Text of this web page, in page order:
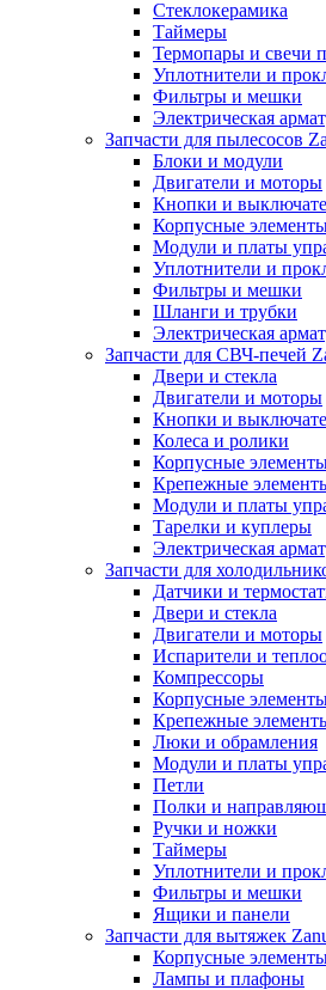
Стеклокерамика
Таймеры
Термопары и свечи
Уплотнители и
Фильтры и мешки
Электрическая
Запчасти для пылесосов
Блоки и модули
Двигатели и моторы
Кнопки и
Корпусные
Модули и платы
Уплотнители и
Фильтры и мешки
Шланги и трубки
Электрическая
Запчасти для СВЧ-печей
Двери и стекла
Двигатели и моторы
Кнопки и
Колеса и ролики
Корпусные
Крепежные
Модули и платы
Тарелки и куплеры
Электрическая
Запчасти для
Датчики и
Двери и стекла
Двигатели и моторы
Испарители и
Компрессоры
Корпусные
Крепежные
Люки и обрамления
Модули и платы
Петли
Полки и
Ручки и ножки
Таймеры
Уплотнители и
Фильтры и мешки
Ящики и панели
Запчасти для вытяжек
Корпусные
Лампы и плафоны